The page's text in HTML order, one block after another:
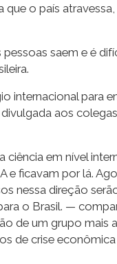
o país
saem e é
internacional para
aos
em nível
e ficavam por lá.
nessa direção
o Brasil. —
de um grupo
de crise